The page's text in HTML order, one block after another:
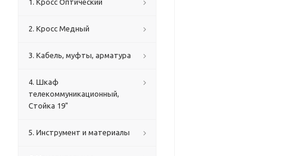
1. Кросс Оптический
2. Кросс Медный
3. Кабель, муфты, арматура
4. Шкаф
телекоммуникационный,
Стойка 19"
5. Инструмент и материалы